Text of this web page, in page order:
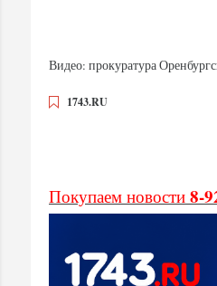
Видео: прокуратура
1743.RU
Покупаем новости 8-